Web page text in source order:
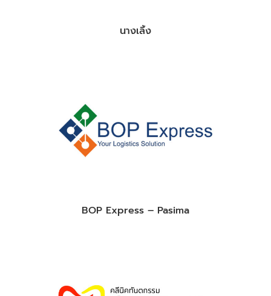
นางเลิ้ง
BOP Express – Pasima